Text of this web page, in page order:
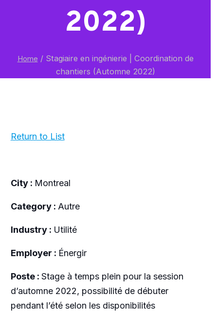
2022)
Home /Stagiaire en ingénierie | Coordination de
chantiers (Automne 2022)
Return to List
City : Montreal
Category : Autre
Industry : Utilité
Employer : Énergir
Poste : Stage à temps plein pour la session
d’automne 2022, possibilité de débuter
pendant l’été selon les disponibilités